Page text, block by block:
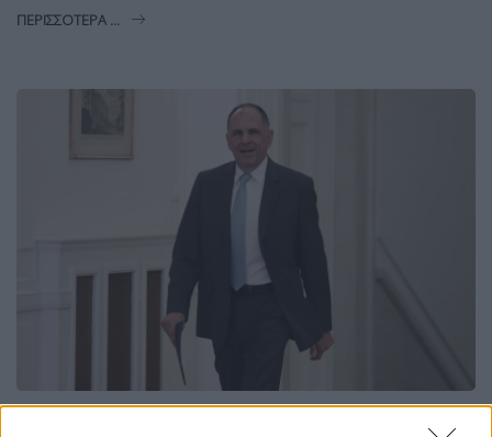
ΠΕΡΙΣΣΌΤΕΡΑ ...